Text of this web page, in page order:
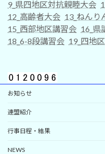
9_県四地区対抗親睦大会
12_高齢者大会 13_ねんり
15_西部地区講習会 16_県
18_6-8段講習会 19_四地
お知らせ
連盟紹介
行事日程・結果
NEWS